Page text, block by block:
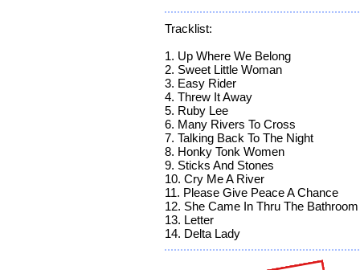
Tracklist:
1. Up Where We Belong
2. Sweet Little Woman
3. Easy Rider
4. Threw It Away
5. Ruby Lee
6. Many Rivers To Cross
7. Talking Back To The Night
8. Honky Tonk Women
9. Sticks And Stones
10. Cry Me A River
11. Please Give Peace A Chance
12. She Came In Thru The
13. Letter
14. Delta Lady